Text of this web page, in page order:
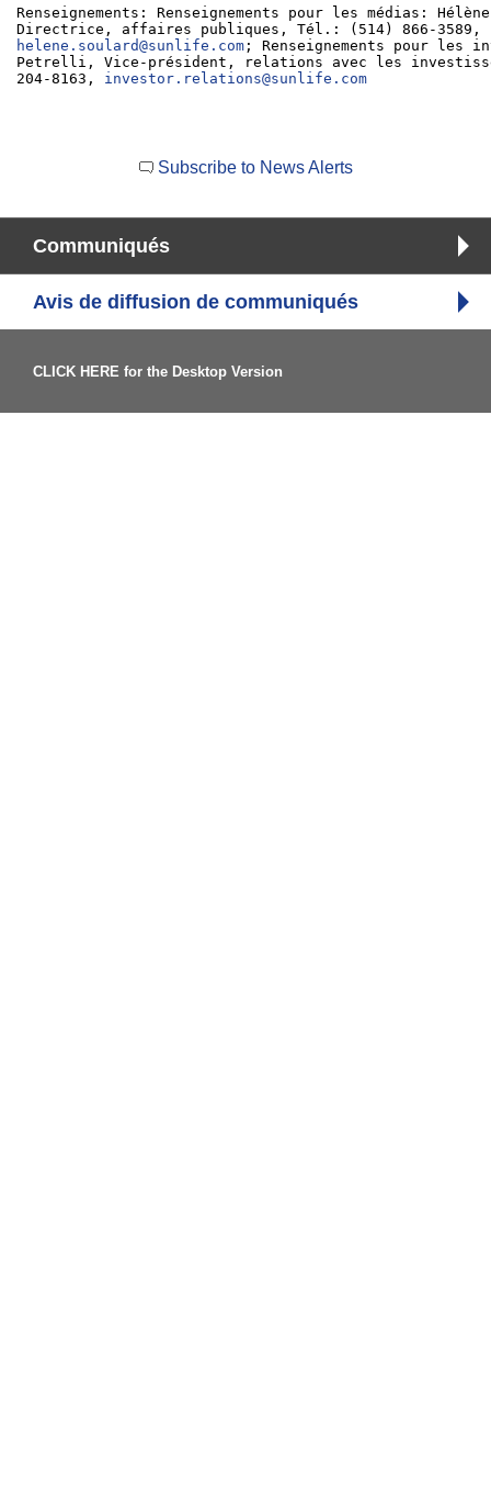
Renseignements: Renseignements pour les médias:
helene.soulard@sunlife.com ; Renseignements pour les
Petrelli, Vice-président, relations avec les
204-8163, investor.relations@sunlife.com
Subscribe to News Alerts
Communiqués
Avis de diffusion de communiqués
CLICK HERE for the Desktop Version